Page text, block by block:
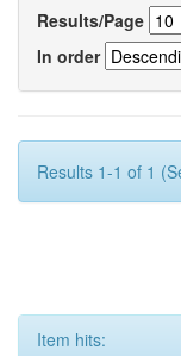
Results/Page
In order
Results 1-1 of 1
Item hits: